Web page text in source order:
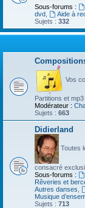
Sous-forums :
dvd
Aide à
Sujets : 332
Vos
Partitions et mp3
Modérateur :
Sujets : 663
Didierland
Toutes
consacré
Sous-forums :
Rêveries et
Autres danses
Musique
Sujets : 713